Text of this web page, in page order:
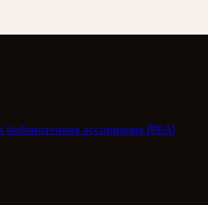
библиотечная ассоциация (РБА)